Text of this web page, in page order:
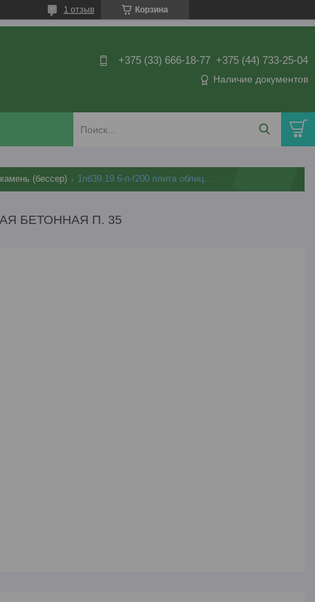
Корзина
1 отзыв
+375 (33) 666-18-77 +375 (44) 733-25-04
Наличие документов
(бессер) 1пб39.19.6-п-f200 плита облицовочная бетонная п. 35
БЕТОННАЯ П. 35